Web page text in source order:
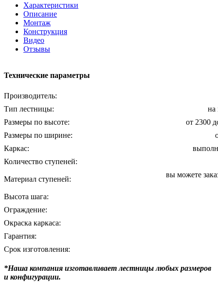
Характеристики
Описание
Монтаж
Конструкция
Видео
Отзывы
Технические параметры
Производитель:
Тип лестницы:
на
Размеры по высоте:
от 2300
Размеры по ширине:
Каркас:
Количество ступеней:
Материал ступеней:
вы можете
Высота шага:
Ограждение:
Окраска каркаса:
Гарантия:
Срок изготовления:
*Наша компания изготавливает лестницы любых размеров
и конфигурации.